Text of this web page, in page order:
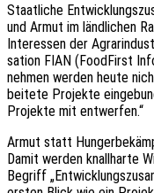
Staat­li­che
und Armut im länd­li­chen
Inter­es­sen der
sa­ti­on FIAN (Food­First
neh­men werden heute
bei­te­te Projek­te
Projek­te mit entwerfen.“
Armut statt
Damit werden knall­har­te
Begriff